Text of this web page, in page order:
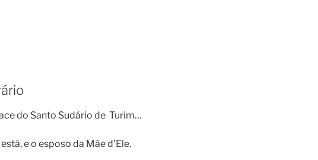
do Santo Sudário de Turim…
e o esposo da Mãe d’Ele.